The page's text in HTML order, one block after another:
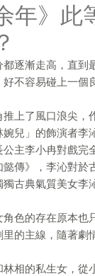
年》此
都逐漸走高，直
不容易碰上一
上了風口浪尖
兒」的飾演者
主李小冉對戲完
傳》，李沁對
古典氣質美女李
色的存在原本
的主線，隨著
相的私生女，